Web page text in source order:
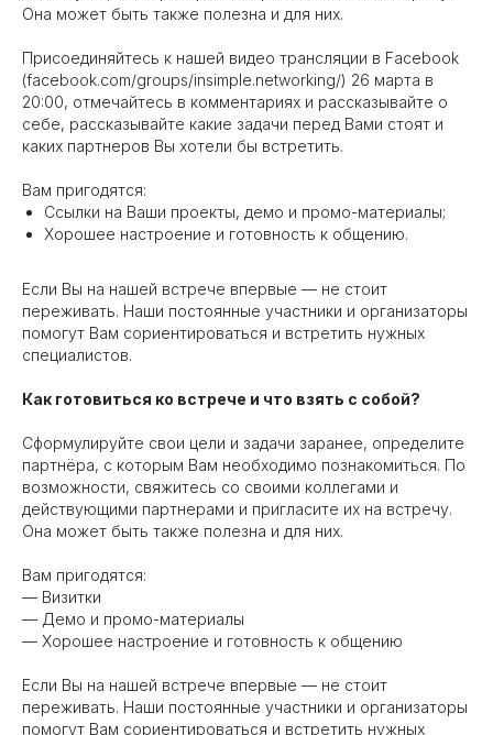
Она может быть также полезна и для них.
Присоединяйтесь к нашей видео трансляции в Facebook
(facebook.com/groups/insimple.networking/) 26 марта в
20:00, отмечайтесь в комментариях и рассказывайте о
себе, рассказывайте какие задачи перед Вами стоят и
каких партнеров Вы хотели бы встретить.
Вам пригодятся:
Ссылки на Ваши проекты, демо и промо-материалы;
Хорошее настроение и готовность к общению.
Если Вы на нашей встрече впервые — не стоит
переживать. Наши постоянные участники и организаторы
помогут Вам сориентироваться и встретить нужных
специалистов.
Как готовиться ко встрече и что взять с собой?
Сформулируйте свои цели и задачи заранее, определите
партнёра, с которым Вам необходимо познакомиться. По
возможности, свяжитесь со своими коллегами и
действующими партнерами и пригласите их на встречу.
Она может быть также полезна и для них.
Вам пригодятся:
— Визитки
— Демо и промо-материалы
— Хорошее настроение и готовность к общению
Если Вы на нашей встрече впервые — не стоит
переживать. Наши постоянные участники и организаторы
помогут Вам сориентироваться и встретить нужных